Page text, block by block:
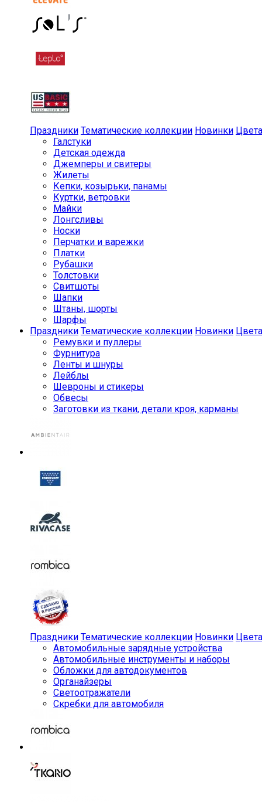
Праздники Тематические коллекции Новинки Цвета
Галстуки
Детская одежда
Джемперы и свитеры
Жилеты
Кепки, козырьки, панамы
Куртки, ветровки
Майки
Лонгсливы
Носки
Перчатки и варежки
Платки
Рубашки
Толстовки
Свитшоты
Шапки
Штаны, шорты
Шарфы
Праздники Тематические коллекции Новинки Цвета
Ремувки и пуллеры
Фурнитура
Ленты и шнуры
Лейблы
Шевроны и стикеры
Обвесы
Заготовки из ткани, детали кроя, карманы
Праздники Тематические коллекции Новинки Цвета
Автомобильные зарядные устройства
Автомобильные инструменты и наборы
Обложки для автодокументов
Органайзеры
Светоотражатели
Скребки для автомобиля